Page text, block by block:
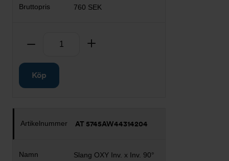
760 SEK
Ta bort
Köp
AT 5745AW44314204
Slang OXY Inv. x Inv. 90°